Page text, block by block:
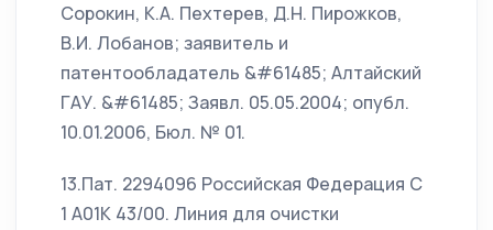
Сорокин, К.А. Пехтерев, Д.Н. Пирожков,
В.И. Лобанов; заявитель и
патентообладатель &#61485; Алтайский
ГАУ. &#61485; Заявл. 05.05.2004; опубл.
10.01.2006, Бюл. № 01.
13.Пат. 2294096 Российская Федерация С
1 A01K 43/00. Линия для очистки